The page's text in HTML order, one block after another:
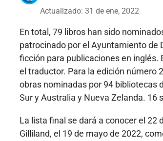
Actualizado: 31 de ene, 2022
En total, 79 libros han sido
patrocinado por el Ayuntamiento de
ficción para publicaciones en inglés.
el traductor. Para la edición número
obras nominadas por 94 bibliotecas
Sur y Australia y Nueva Zelanda. 16
La lista final se dará a conocer el 22
Gilliland, el 19 de mayo de 2022,